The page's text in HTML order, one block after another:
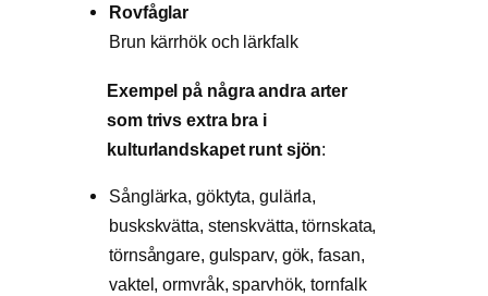
Rovfåglar
Brun kärrhök och lärkfalk
Exempel på några andra arter
som trivs extra bra i
kulturlandskapet runt sjön:
Sånglärka, göktyta, gulärla,
buskskvätta, stenskvätta, törnskata,
törnsångare, gulsparv, gök, fasan,
vaktel, ormvråk, sparvhök, tornfalk